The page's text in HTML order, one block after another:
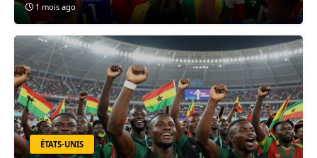
1 mois ago
ÉTATS-UNIS